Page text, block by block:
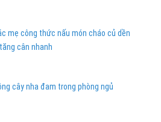
mẹ công thức nấu món cháo củ dền
cân nhanh
cây nha đam trong phòng ngủ